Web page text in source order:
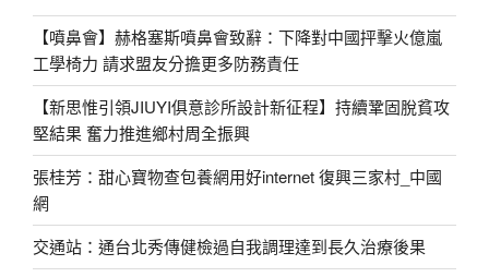
【噴鼻會】赫格塞斯噴鼻會致辭：下降對中國抨擊火億嵐
工學椅力 請求盟友分擔更多防務責任
【新思惟引領JIUYI俱意診所設計新征程】持續鞏固脫貧攻
堅結果 奮力推進鄉村周全振興
張桂芳：甜心寶物查包養網用好internet 復興三家村_中國
網
交通站：通台北秀傳健檢過自我調理達到長久治療後果